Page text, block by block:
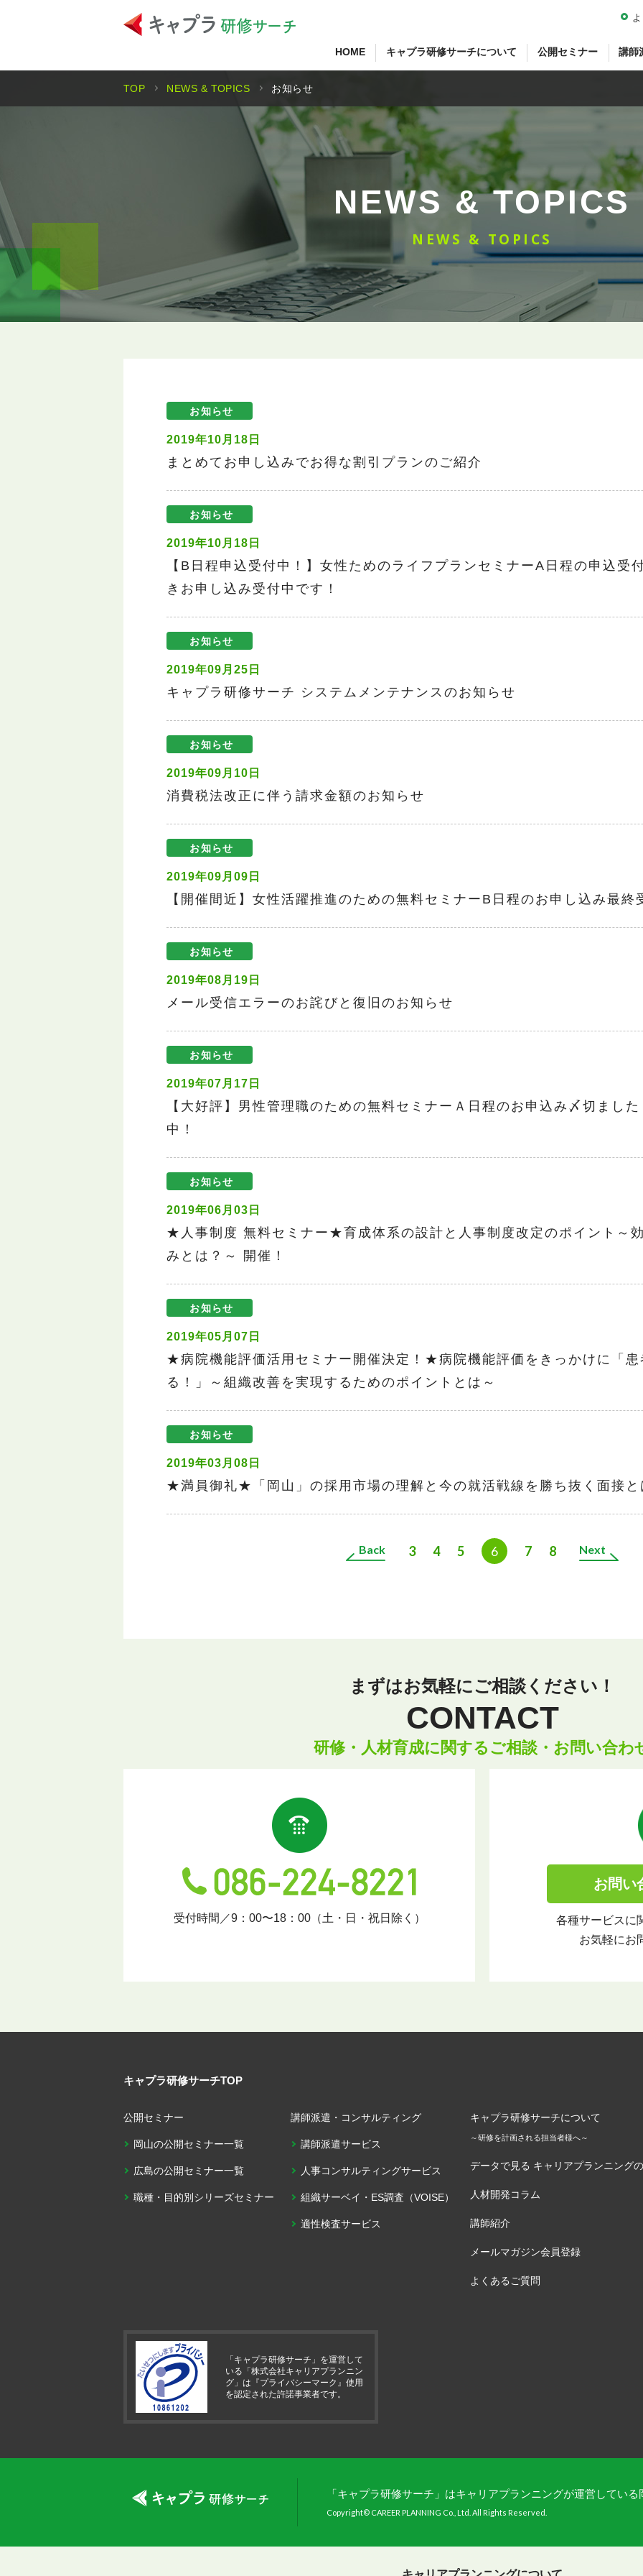
HOME キャプラ研修サーチについて 公開セミナー 講師
NEWS & TOPICS
NEWS & TOPICS
TOP NEWS & TOPICS お知らせ
お知らせ
2019年10月18日
まとめてお申し込みでお得な割引プランのご紹介
お知らせ
2019年10月18日
【B日程申込受付中！】女性ためのライフプランセミナーA日程の申込受
きお申し込み受付中です！
お知らせ
2019年09月25日
キャプラ研修サーチ システムメンテナンスのお知らせ
お知らせ
2019年09月10日
消費税法改正に伴う請求金額のお知らせ
お知らせ
2019年09月09日
【開催間近】女性活躍推進のための無料セミナーB日程のお申し込み最終
お知らせ
2019年08月19日
メール受信エラーのお詫びと復旧のお知らせ
お知らせ
2019年07月17日
【大好評】男性管理職のための無料セミナーＡ日程のお申込み〆切まし
中！
お知らせ
2019年06月03日
★人事制度 無料セミナー★育成体系の設計と人事制度改定のポイント～
みとは？～ 開催！
お知らせ
2019年05月07日
★病院機能評価活用セミナー開催決定！★病院機能評価をきっかけに「
る！」～組織改善を実現するためのポイントとは～
お知らせ
2019年03月08日
★満員御礼★「岡山」の採用市場の理解と今の就活戦線を勝ち抜く面接
Back 3 4 5 6 7 8 Next
まずはお気軽にご相談ください！
CONTACT
研修・人材育成に関するご相談・お問い合わ
受付時間／9：00〜18：00（土・日・祝日除く）
お問い
各種サービスに
お気軽にお
キャプラ研修サーチTOP
公開セミナー
岡山の公開セミナー一覧
広島の公開セミナー一覧
職種・目的別シリーズセミナー
講師派遣・コンサルティング
講師派遣サービス
人事コンサルティングサービス
組織サーベイ・ES調査（VOISE）
適性検査サービス
キャプラ研修サーチについて
～研修を計画される担当者様へ～
データで見る キャリアプランニング
人材開発コラム
講師紹介
メールマガジン会員登録
よくあるご質問
「キャプラ研修サーチ」を運営して
いる「株式会社キャリアプランニン
グ」は『プライバシーマーク』使用
を認定された許諾事業者です。
「キャプラ研修サーチ」はキャリアプランニングが運営してい
Copyright© CAREER PLANNING Co., Ltd. All Rights Reserved.